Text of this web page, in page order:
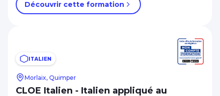
Découvrir cette formation
ITALIEN
Morlaix, Quimper
CLOE Italien - Italien appliqué au